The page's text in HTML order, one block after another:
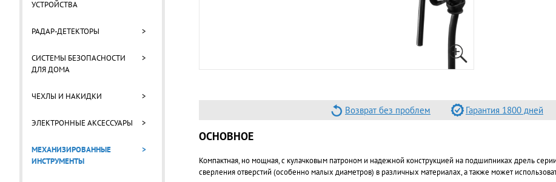
УСТРОЙСТВА
РАДАР-ДЕТЕКТОРЫ >
СИСТЕМЫ БЕЗОПАСНОСТИ
ДЛЯ ДОМА
>
ЧЕХЛЫ И НАКИДКИ >
ЭЛЕКТРОННЫЕ АКСЕССУАРЫ >
МЕХАНИЗИРОВАННЫЕ
ИНСТРУМЕНТЫ
>
Возврат без проблем Гарантия 1800 дней
ОСНОВНОЕ
Компактная, но мощная, с кулачковым патроном и надежной конструкцией на подшипниках дрель
сверления отверстий (особенно малых диаметров) в различных материалах, а также может